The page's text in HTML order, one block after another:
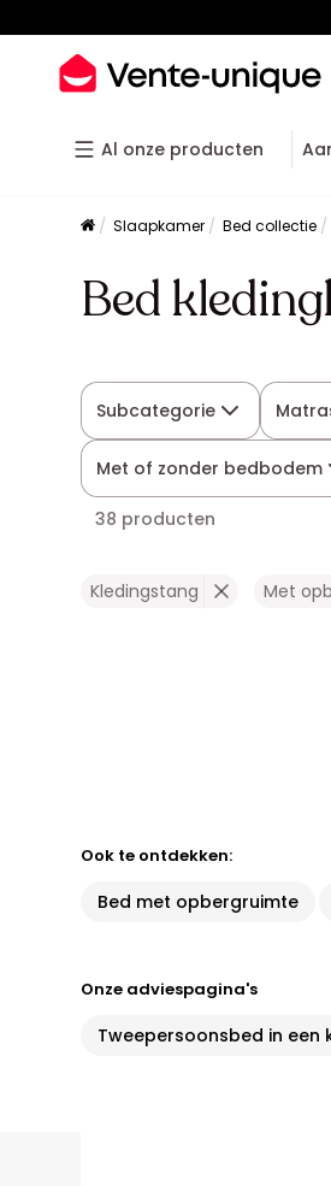
Al onze producten
Slaapkamer Bed collectie
Bed
Subcategorie
Met of zonder bedbodem
38 producten
Kledingstang Met
Ook te ontdekken:
Bed met opbergruimte
Onze adviespagina's
Tweepersoonsbed in een